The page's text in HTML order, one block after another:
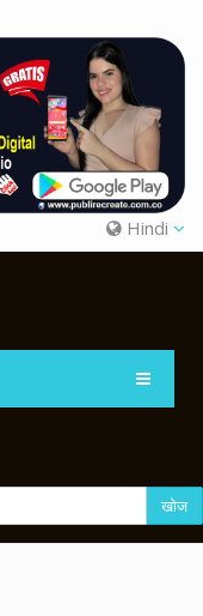
Hindi
खोज